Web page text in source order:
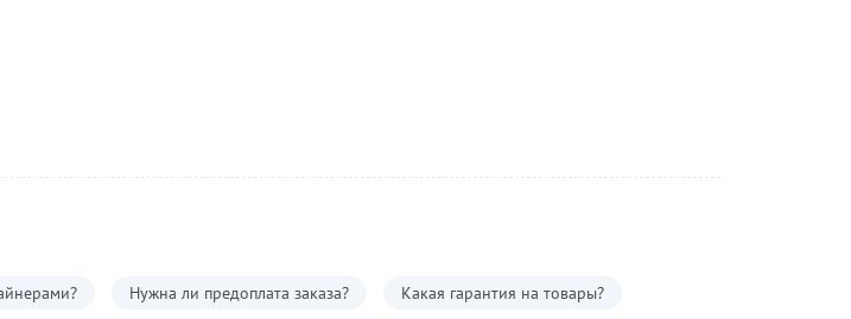
Нужна ли предоплата заказа? Какая гарантия на товары?